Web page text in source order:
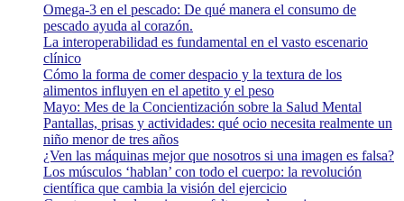
Omega-3 en el pescado: De qué manera el consumo de
pescado ayuda al corazón.
La interoperabilidad es fundamental en el vasto escenario
clínico
Cómo la forma de comer despacio y la textura de los
alimentos influyen en el apetito y el peso
Mayo: Mes de la Concientización sobre la Salud Mental
Pantallas, prisas y actividades: qué ocio necesita realmente un
niño menor de tres años
¿Ven las máquinas mejor que nosotros si una imagen es falsa?
Los músculos ‘hablan’ con todo el cuerpo: la revolución
científica que cambia la visión del ejercicio